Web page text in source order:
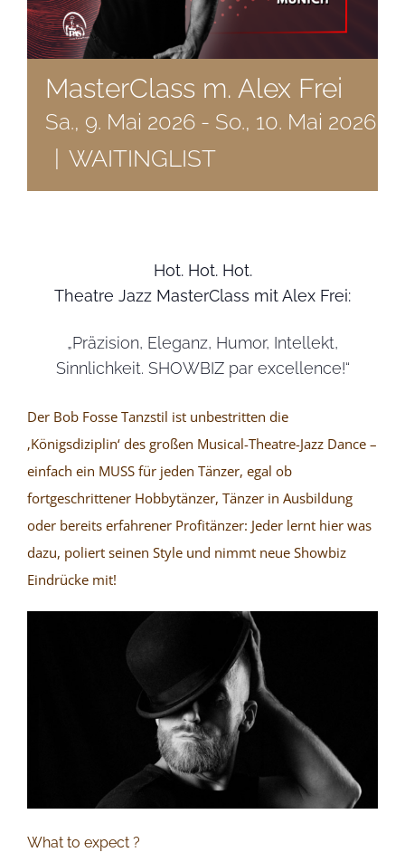
MasterClass m. Alex Frei
Sa., 9. Mai 2026 - So., 10. Mai 2026
WAITINGLIST
Hot. Hot. Hot.
Theatre Jazz MasterClass mit Alex Frei:
„Präzision, Eleganz, Humor, Intellekt,
Sinnlichkeit. SHOWBIZ par excellence!“
Der Bob Fosse Tanzstil ist unbestritten die
‚Königsdiziplin‘ des großen Musical-Theatre-Jazz Dance –
einfach ein MUSS für jeden Tänzer, egal ob
fortgeschrittener Hobbytänzer, Tänzer in Ausbildung
oder bereits erfahrener Profitänzer: Jeder lernt hier was
dazu, poliert seinen Style und nimmt neue Showbiz
Eindrücke mit!
What to expect ?